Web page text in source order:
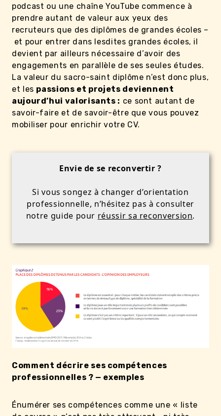
podcast ou une chaîne YouTube commence à
prendre autant de valeur aux yeux des
recruteurs que des diplômes de grandes écoles –
et pour entrer dans lesdites grandes écoles, il
devient par ailleurs nécessaire d’avoir des
engagements en parallèle de ses seules études.
La valeur du sacro-saint diplôme n’est donc plus,
et les passions et projets deviennent
aujourd’hui valorisants : ce sont autant de
savoir-faire et de savoir-être que vous pouvez
mobiliser pour enrichir votre CV.
Envie de se reconvertir ?
Si vous songez à changer d’orientation
professionnelle, n’hésitez pas à consulter
notre guide pour réussir sa reconversion.
Comment décrire ses compétences
professionnelles ? — exemples
Énumérer ses compétences comme une « liste